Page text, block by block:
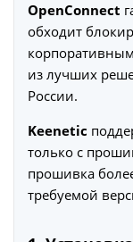
OpenConnect
обходит
из лучших
России.
Keenetic
только с
прошивка
требуемой